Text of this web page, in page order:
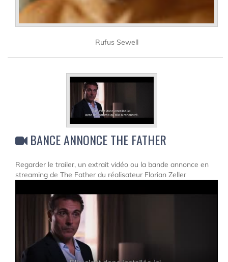
Rufus Sewell
BANCE ANNONCE THE FATHER
Regarder le trailer, un extrait vidéo ou la bande annonce en
streaming de The Father du réalisateur Florian Zeller